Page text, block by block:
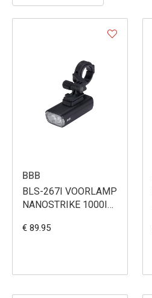
BBB
BLS-267I VOORLAMP
NANOSTRIKE 1000I
CENTERMOUNT +
€ 89.95